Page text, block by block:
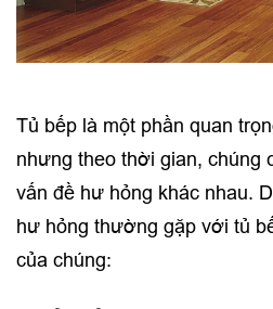
Tủ bếp là một phần quan
nhưng theo thời gian, chúng
vấn đề hư hỏng khác nhau.
hư hỏng thường gặp với tủ
của chúng: